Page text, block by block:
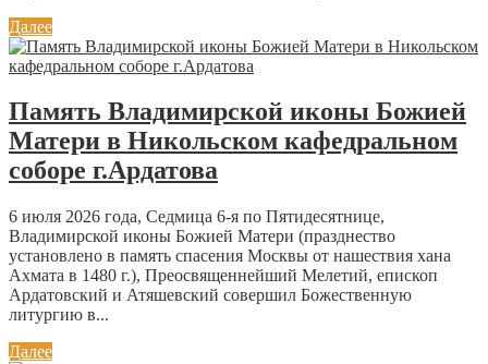
Далее
Память Владимирской иконы Божией
Матери в Никольском кафедральном
соборе г.Ардатова
6 июля 2026 года, Седмица 6-я по Пятидесятнице,
Владимирской иконы Божией Матери (празднество
установлено в память спасения Москвы от нашествия хана
Ахмата в 1480 г.), Преосвященнейший Мелетий, епископ
Ардатовский и Атяшевский совершил Божественную
литургию в...
Далее